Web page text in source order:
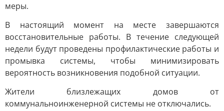
меры.
В настоящий момент на месте завершаются
восстановительные работы. В течение следующей
недели будут проведены профилактические работы и
промывка системы, чтобы минимизировать
вероятность возникновения подобной ситуации.
Жители близлежащих домов от
коммунальноинженерной системы не отключались.